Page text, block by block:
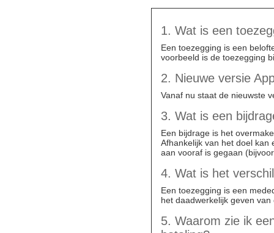
1. Wat is een
Een toezegging is een
voorbeeld is de toezegging
2. Nieuwe versie
Vanaf nu staat de nieuwste
3. Wat is een
Een bijdrage is het
Afhankelijk van het doel
aan vooraf is gegaan
4. Wat is het
Een toezegging is een
het daadwerkelijk geven van
5. Waarom zie ik